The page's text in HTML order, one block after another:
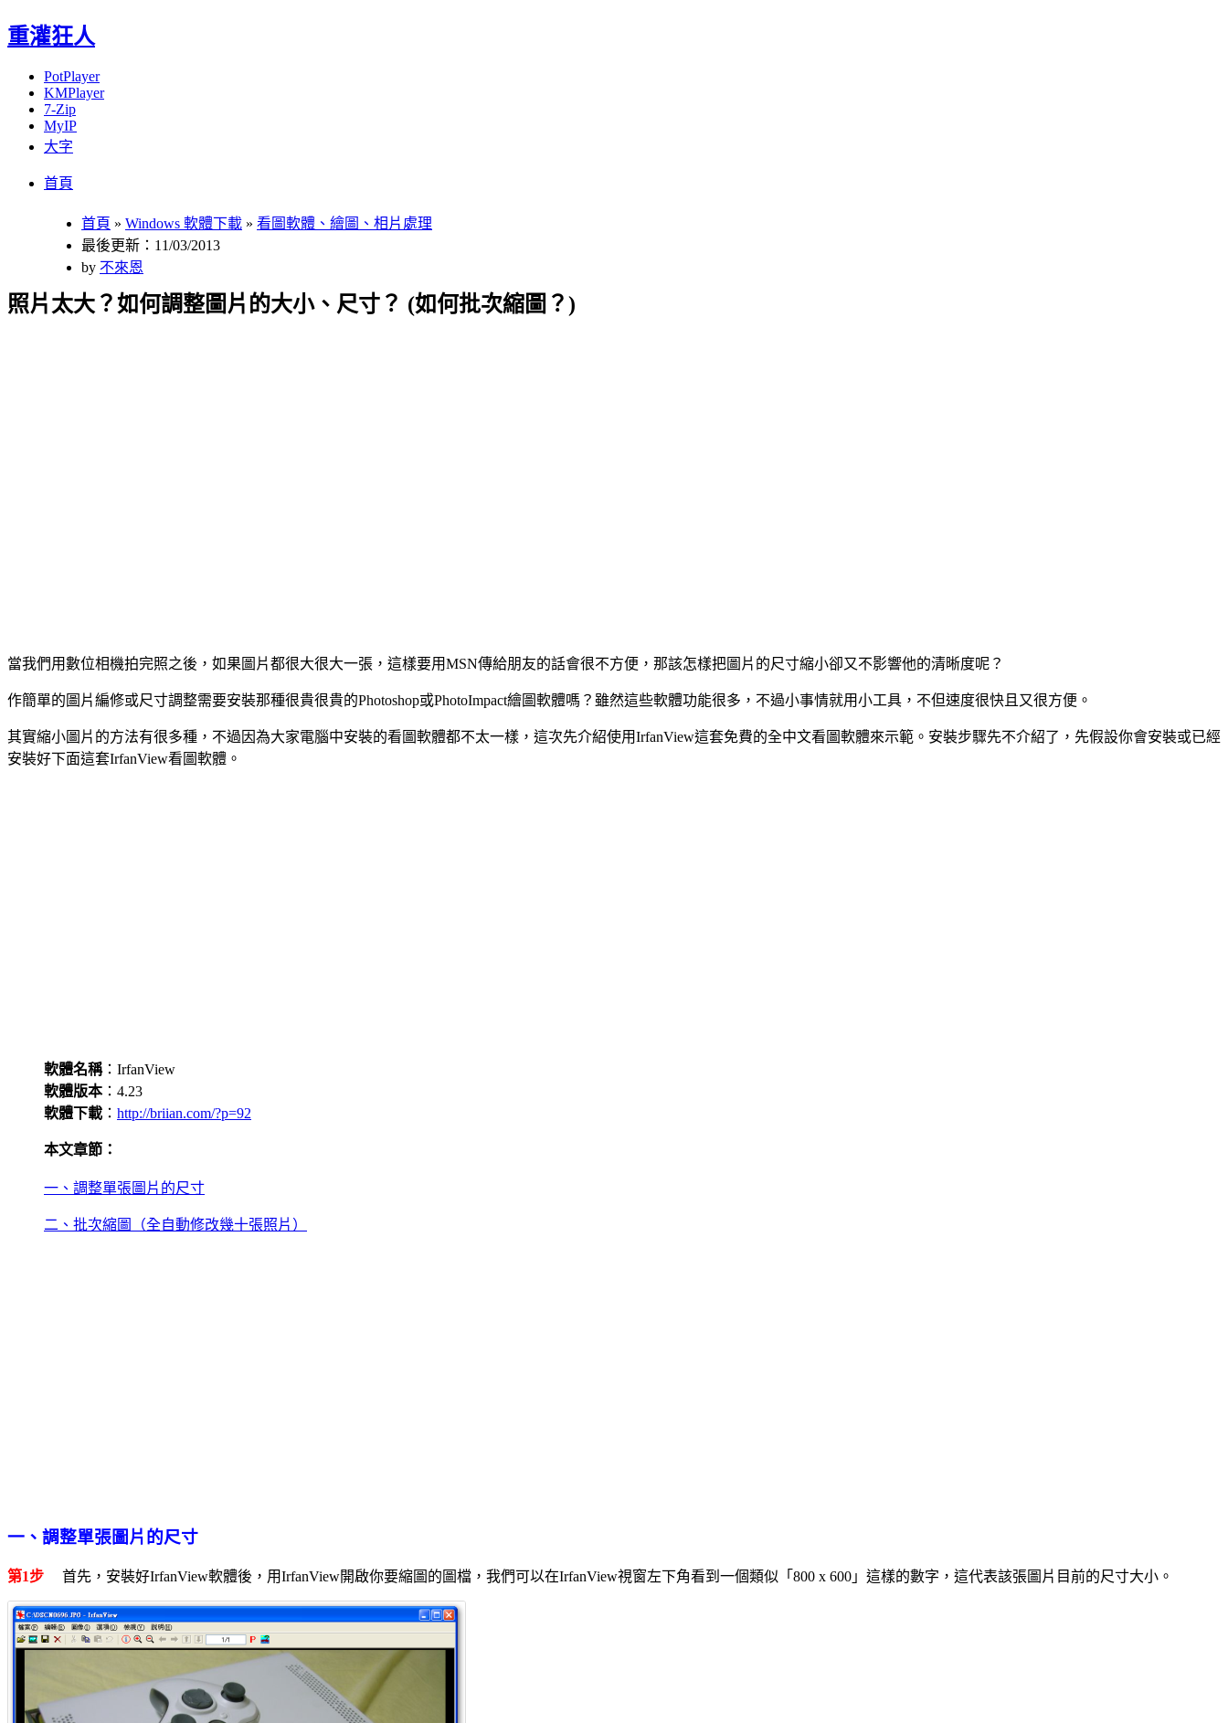
重灌狂人
PotPlayer
KMPlayer
7-Zip
MyIP
大字
首頁
首頁 » Windows 軟體下載 » 看圖軟體、繪圖、相片處理
最後更新：11/03/2013
by 不來恩
照片太大？如何調整圖片的大小、尺寸？ (如何批次縮圖？)
當我們用數位相機拍完照之後，如果圖片都很大很大一張，這樣要用MSN傳給朋友的話會很不方便，那該怎樣把圖片的尺寸縮小卻又不影響他的清晰度呢？
作簡單的圖片編修或尺寸調整需要安裝那種很貴很貴的Photoshop或PhotoImpact繪圖軟體嗎？雖然這些軟體功能很多，不過小事情就用小工具，不但速度很快且又很方便。
其實縮小圖片的方法有很多種，不過因為大家電腦中安裝的看圖軟體都不太一樣，這次先介紹使用IrfanView這套免費的全中文看圖軟體來示範。安裝步驟先不介紹了，先假設你會安裝或已經
安裝好下面這套IrfanView看圖軟體。
軟體名稱：IrfanView
軟體版本：4.23
軟體下載 ： http://briian.com/?p=92
本文章節：
一、調整單張圖片的尺寸
二、批次縮圖（全自動修改幾十張照片）
一、調整單張圖片的尺寸
第1步 首先，安裝好IrfanView軟體後，用IrfanView開啟你要縮圖的圖檔，我們可以在IrfanView視窗左下角看到一個類似「800 x 600」這樣的數字，這代表該張圖片目前的尺寸大小。